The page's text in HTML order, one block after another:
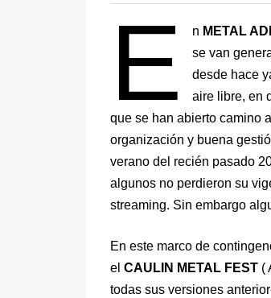
E n METAL
se van
desde hace
aire libre, en
que se han abierto camino
organización y buena
verano del recién pasado
algunos no perdieron su
streaming. Sin embargo
En este marco de
el CAULIN METAL FEST (
todas sus versiones